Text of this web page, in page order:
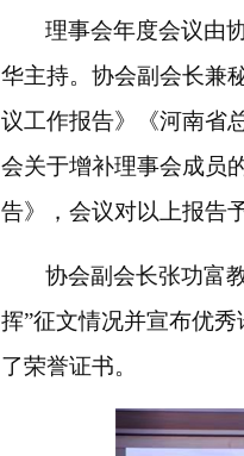
理事会年度会议由
华主持。协会副会长兼
议工作报告》《河南省
会关于增补理事会成员
告》，会议对以上报告
协会副会长张功富
挥”征文情况并宣布优
了荣誉证书。